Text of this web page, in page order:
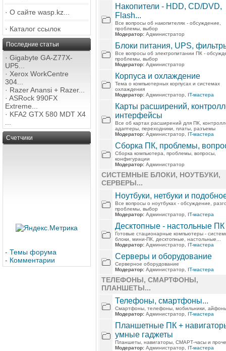
· О сайте wasp.kz...
· Каталог ссылок
Последние статьи
· Gigabyte GA-Z77X-
UP5...
· Xerox WorkCentre
304...
· Razer Anansi + Razer...
· ASRock 990FX
Extreme...
· KFA2 GTX 580 MDT X4
Счетчики
- Темы форума
- Комментарии
Накопители - HDD, CD/DVD,
Flash...
Все вопросы об накопителях - обсуждение,
проблемы, выбор
Модератор: Администратор
Блоки питания, UPS,
Все вопросы об электропитании ПК -
проблемы, выбор
Модератор: Администратор
Корпуса и охлаждение
Тема о компьютерных корпусах и системах
охлаждения
Модератор: Администратор, IT-мастера
Карты расширений,
интерфейсы
Все об картах расширений для ПК,
адаптеры, переходники, платы, разъемы
Модератор: Администратор, IT-мастера
Сборка ПК, проблемы,
Сборка компьютера, проблемы, вопросы,
конфигурации
Модератор: Администратор
СИСТЕМНЫЕ БЛОКИ, НОУТБУКИ,
СЕРВЕРЫ...
Ноутбуки, нетбуки и
Все вопросы о ноутбуках - обсуждение,
проблемы, выбор
Модератор: Администратор, IT-мастера
Десктопные - настольные ПК
Готовые стационарные компьютеры -
блоки, мини-ПК, десктопные, настольные...
Модератор: Администратор, IT-мастера
Серверы и оборудование
Серверное оборудование
Модератор: Администратор, IT-мастера
ТЕЛЕФОНЫ, СМАРТФОНЫ,
ПЛАНШЕТЫ...
Телефоны, смартфоны...
Смартфоны, телефоны, мобильники,
Модератор: Администратор, IT-мастера
Планшетные ПК +
умные гаджеты
Планшеты, навигаторы, СМАРТ-часы и
Модератор: Администратор, IT-мастера